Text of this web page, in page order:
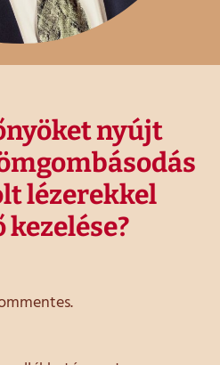
nyújt
lézerekkel